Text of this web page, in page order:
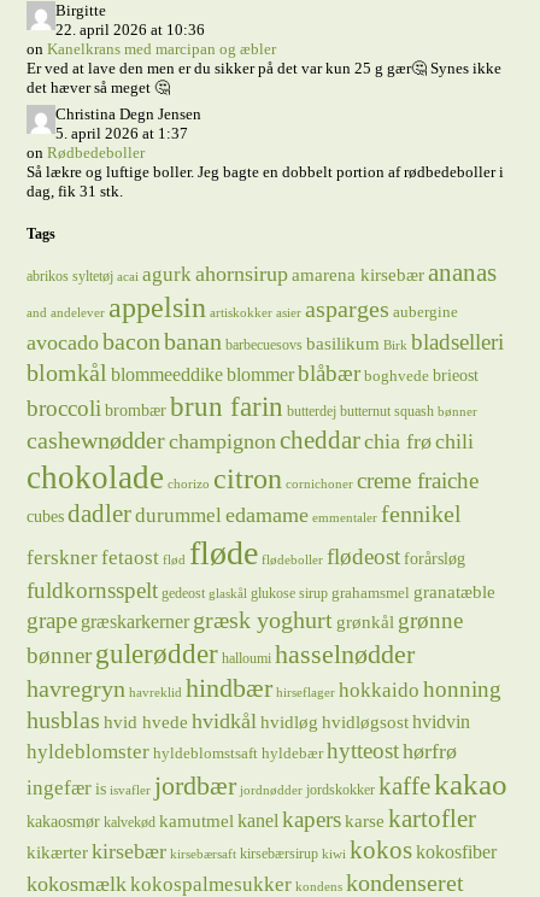
Birgitte
22. april 2026 at 10:36
onKanelkrans med marcipan og æbler
Er ved at lave den men er du sikker på det var kun 25 g gær🤔 Synes ikke
det hæver så meget 🤔
Christina Degn Jensen
5. april 2026 at 1:37
onRødbedeboller
Så lækre og luftige boller. Jeg bagte en dobbelt portion af rødbedeboller i
dag, fik 31 stk.
Tags
abrikos syltetøj acai agurkahornsirupamarena kirsebærananas
and andelever appelsin artiskokker asier asparges aubergine
avocadobaconbanan barbecuesovs basilikum Birk bladselleri
blomkål blommeeddikeblommerblåbær boghvede brieost
broccoli brombær brun farin butterdej butternut squash bønner
cashewnødderchampignoncheddarchia frøchili
chokolade chorizo citron cornichoner creme fraiche
cubes dadlerdurummeledamame emmentaler fennikel
fersknerfetaost flød fløde flødeboller flødeost forårsløg
fuldkornsspelt gedeost glaskål glukose sirup grahamsmel granatæble
grape græskarkernergræsk yoghurt grønkål grønne
bønnergulerødder halloumi hasselnødder
havregryn havreklid hindbær hirseflager hokkaido honning
husblas hvid hvede hvidkålhvidløg hvidløgsost hvidvin
hyldeblomster hyldeblomstsaft hyldebær hytteosthørfrø
ingefær is isvafler jordbær jordnødder jordskokker kaffekakao
kakaosmør kalvekød kamutmel kanelkaperskarse kartofler
kikærterkirsebær kirsebærsaft kirsebærsirup kiwi kokoskokosfiber
kokosmælkkokospalmesukker kondens kondenseret